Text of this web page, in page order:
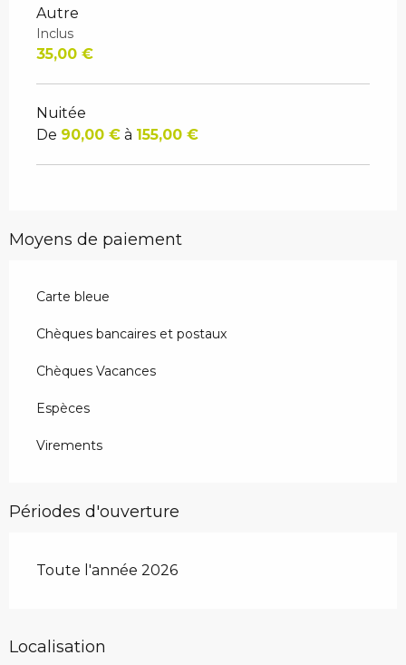
Autre
Inclus
35,00 €
Nuitée
De 90,00 € à 155,00 €
Moyens de paiement
Carte bleue
Chèques bancaires et postaux
Chèques Vacances
Espèces
Virements
Périodes d'ouverture
Toute l'année 2026
Localisation